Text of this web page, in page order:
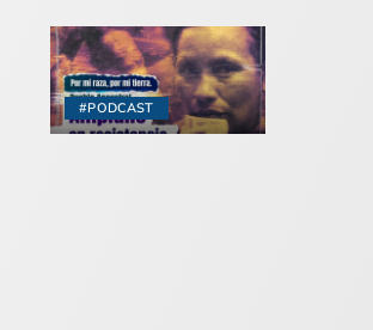
#PODCAST